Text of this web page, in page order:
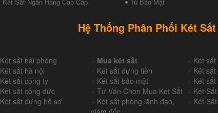
Hệ Thống Phân Phối Két
Két sắt hải phòng Mua két sắt Két
Két sắt hà nội Két sắt đựng tiền Két sắt
Két sắt công ty Két sắt bảo mật Két
Két sắt công đức Tư Vấn Chọn Mua Két Sắt Két
Két sắt đựng hồ sơ
Két sắt phòng lãnh đạo,
Két